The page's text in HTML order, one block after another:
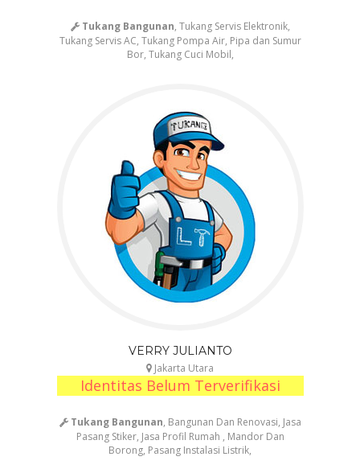
Tukang Bangunan, Tukang Servis Elektronik,
Tukang Servis AC, Tukang Pompa Air, Pipa dan Sumur
Bor, Tukang Cuci Mobil,
VERRY JULIANTO
Jakarta Utara
Identitas Belum Terverifikasi
Tukang Bangunan, Bangunan Dan Renovasi, Jasa
Pasang Stiker, Jasa Profil Rumah , Mandor Dan
Borong, Pasang Instalasi Listrik,